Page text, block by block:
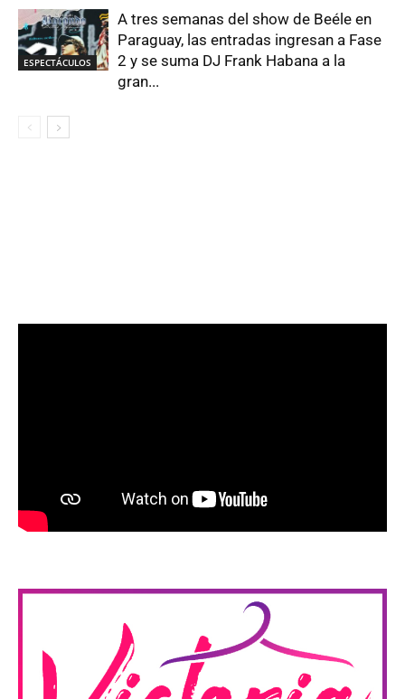
ESPECTÁCULOS
A tres semanas del show de Beéle en
Paraguay, las entradas ingresan a Fase
2 y se suma DJ Frank Habana a la
gran...